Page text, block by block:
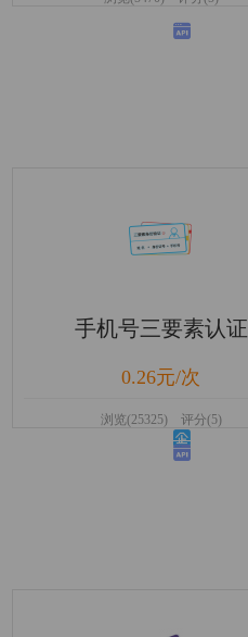
手机号三要素认证
0.26元/次
浏览(25325) 评分(5)